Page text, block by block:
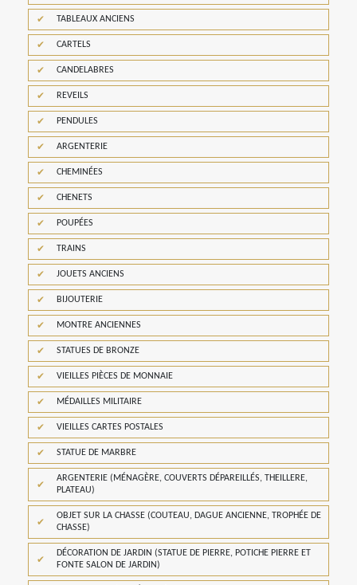
TABLEAUX ANCIENS
CARTELS
CANDELABRES
REVEILS
PENDULES
ARGENTERIE
CHEMINÉES
CHENETS
POUPÉES
TRAINS
JOUETS ANCIENS
BIJOUTERIE
MONTRE ANCIENNES
STATUES DE BRONZE
VIEILLES PIÈCES DE MONNAIE
MÉDAILLES MILITAIRE
VIEILLES CARTES POSTALES
STATUE DE MARBRE
ARGENTERIE (MÉNAGÈRE, COUVERTS DÉPAREILLÉS, THEILLERE,
PLATEAU)
OBJET SUR LA CHASSE (COUTEAU, DAGUE ANCIENNE, TROPHÉE DE
CHASSE)
DÉCORATION DE JARDIN (STATUE DE PIERRE, POTICHE PIERRE ET
FONTE SALON DE JARDIN)